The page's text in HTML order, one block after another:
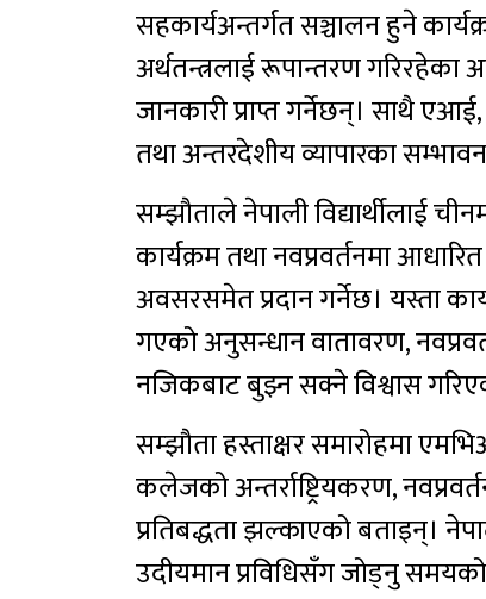
सहकार्यअन्तर्गत सञ्चालन हुने
अर्थतन्त्रलाई रूपान्तरण गरिरहेका
जानकारी प्राप्त गर्नेछन्। साथै एआई,
तथा अन्तरदेशीय व्यापारका
सम्झौताले नेपाली विद्यार्थीलाई
कार्यक्रम तथा नवप्रवर्तनमा
अवसरसमेत प्रदान गर्नेछ। यस्ता
गएको अनुसन्धान वातावरण,
नजिकबाट बुझ्न सक्ने विश्वास
सम्झौता हस्ताक्षर समारोहमा
कलेजको अन्तर्राष्ट्रियकरण,
प्रतिबद्धता झल्काएको बताइन्।
उदीयमान प्रविधिसँग जोड्नु